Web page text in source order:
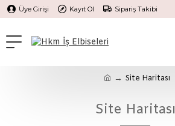
Üye Girişi Kayıt Ol Sipariş Takibi
Site Haritası
Site Haritası